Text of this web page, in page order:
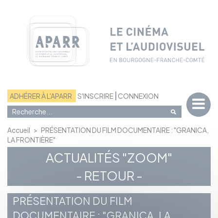
ADHÉRER À L'APARR S'INSCRIRE CONNEXION
Accueil > PRÉSENTATION DU FILM DOCUMENTAIRE : "GRANICA,
LA FRONTIÈRE"
ACTUALITÉS "ZOOM"
- RETOUR -
PRÉSENTATION DU FILM